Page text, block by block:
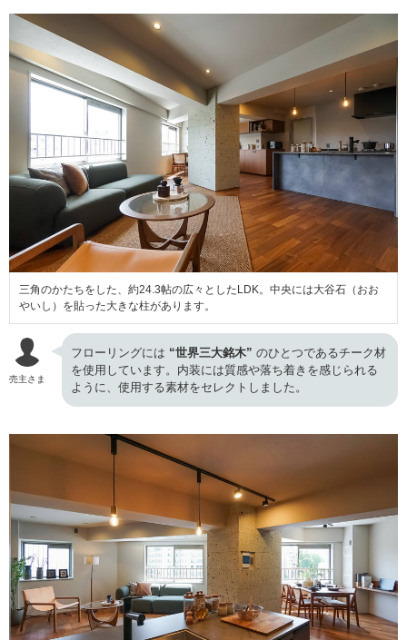
三角のかたちをした、約24.3帖の広々としたLDK。中央には大谷石（おお
やいし）を貼った大きな柱があります。
売主さま
フローリングには “世界三大銘木” のひとつであるチーク材
を使用しています。内装には質感や落ち着きを感じられる
ように、使用する素材をセレクトしました。